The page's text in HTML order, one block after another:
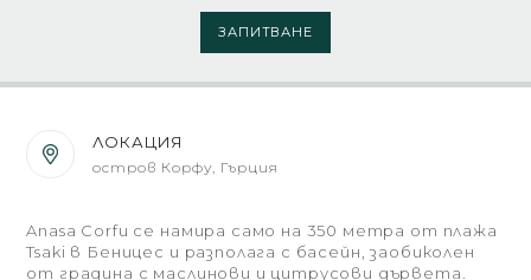
ЗАПИТВАНЕ
ЛОКАЦИЯ
остров Корфу, Гърция
Anasa Corfu се намира само на 350 метра от плажа
Tsaki в Беницес и разполага с басейн, заобиколен
от градина с маслинови и цитрусови дървета.